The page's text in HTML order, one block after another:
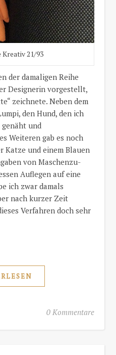
21/93
der damaligen Reihe
Designerin vorgestellt,
zeichnete. Neben dem
den Hund, den ich
und
Weiteren gab es noch
Katze und einem Blauen
von Maschenzu-
Auflegen auf eine
ich zwar damals
nach kurzer Zeit
Verfahren doch sehr
0 Kommentare